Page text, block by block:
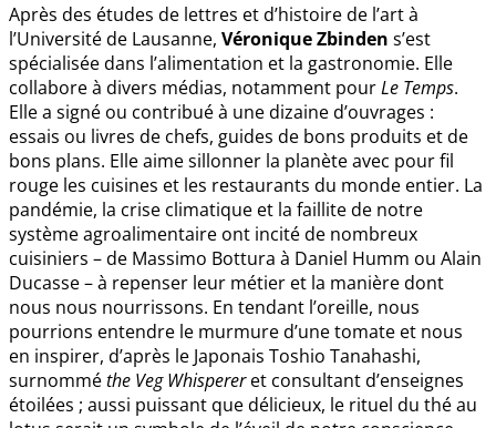
Après des études de lettres et d’histoire de l’art à
l’Université de Lausanne, Véronique Zbinden s’est
spécialisée dans l’alimentation et la gastronomie. Elle
collabore à divers médias, notamment pourLe Temps.
Elle a signé ou contribué à une dizaine d’ouvrages :
essais ou livres de chefs, guides de bons produits et de
bons plans. Elle aime sillonner la planète avec pour fil
rouge les cuisines et les restaurants du monde entier. La
pandémie, la crise climatique et la faillite de notre
système agroalimentaire ont incité de nombreux
cuisiniers – de Massimo Bottura à Daniel Humm ou Alain
Ducasse – à repenser leur métier et la manière dont
nous nous nourrissons. En tendant l’oreille, nous
pourrions entendre le murmure d’une tomate et nous
en inspirer, d’après le Japonais Toshio Tanahashi,
surnomméthe Veg Whispereret consultant d’enseignes
étoilées ; aussi puissant que délicieux, le rituel du thé au